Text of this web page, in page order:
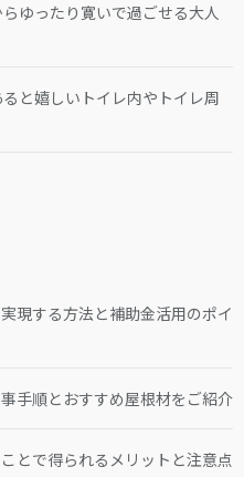
ゆったり寛いで過ごせる大人
と嬉しいトイレ内やトイレ周
現する方法と補助金活用のポイ
手順とおすすめ屋根材をご紹介
とで得られるメリットと注意点